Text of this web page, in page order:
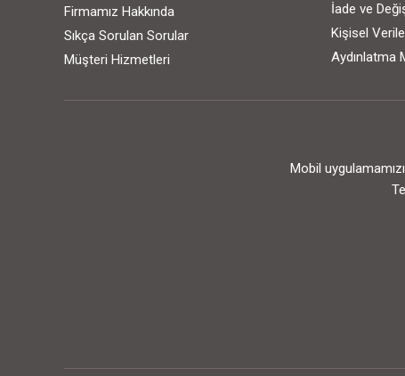
Firmamız Hakkında
Sıkça Sorulan Sorular
Müşteri Hizmetleri
İade ve
Kişisel
Aydınlatma
Mobil